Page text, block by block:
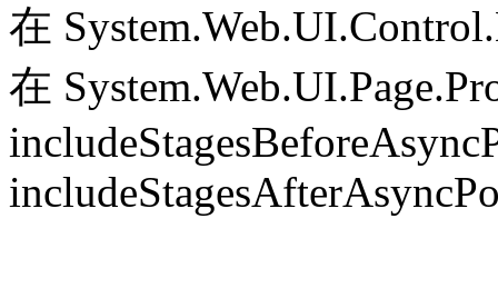
在
在